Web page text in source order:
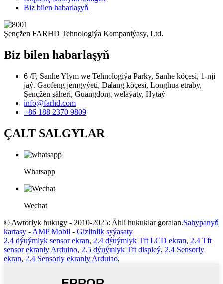
Biz bilen habarlaşyň
Şençžen FARHD Tehnologiýa Kompaniýasy, Ltd.
Biz bilen habarlaşyň
6 /F, Sanhe Ylym we Tehnologiýa Parky, Sanhe köçesi, 1-nji
jaý. Gaofeng jemgyýeti, Dalang köçesi, Longhua etraby,
Şençžen şäheri, Guangdong welaýaty, Hytaý
info@farhd.com
+86 188 2370 9809
ÇALT SALGYLAR
Whatsapp
Wechat
© Awtorlyk hukugy - 2010-2025: Ähli hukuklar goralan.Sahypanyň
kartasy - AMP Mobil - Gizlinlik syýasaty
2.4 dýuýmlyk sensor ekran, 2.4 dýuýmlyk Tft LCD ekran, 2.4 Tft
sensor ekranly Arduino, 2.5 dýuýmlyk Tft displeý, 2.4 Sensorly
ekran, 2.4 Sensorly ekranly Arduino,